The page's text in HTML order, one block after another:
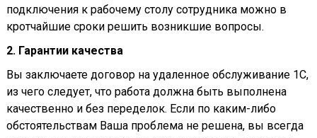
подключения к рабочему столу сотрудника можно в
кротчайшие сроки решить возникшие вопросы.
2. Гарантии качества
Вы заключаете договор на удаленное обслуживание 1С,
из чего следует, что работа должна быть выполнена
качественно и без переделок. Если по каким-либо
обстоятельствам Ваша проблема не решена, вы всегда